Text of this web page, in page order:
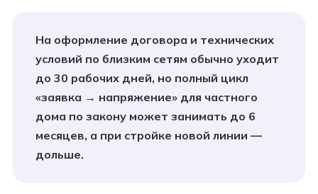
На оформление договора и технических
условий по близким сетям обычно уходит
до 30 рабочих дней, но полный цикл
«заявка → напряжение» для частного
дома по закону может занимать до 6
месяцев, а при стройке новой линии —
дольше.